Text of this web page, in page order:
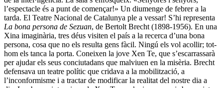
l’espectacle és a punt de començar!» Un diumenge de febrer a la
tarda. El Teatre Nacional de Catalunya ple a vessar! S’hi representa
La bona persona de Sezuan, de Bertolt Brecht (1898-1956). En una
Xina imaginària, tres déus visiten el país a la recerca d’una bona
persona, cosa que no els resulta gens fàcil. Ningú els vol acollir; tot­
hom els tanca la porta. Coneixen la jove Xen Te, que s’escarrassarà
per ajudar els seus conciutadans que malviuen en la misèria. Brecht
defensava un teatre polític que cri­dava a la mobilització, a
l’inconformisme i a tractar de modificar la realitat del nostre dia a